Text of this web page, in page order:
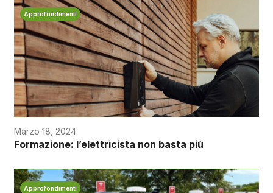
Approfondimenti
Marzo 18, 2024
Formazione: l’elettricista non basta più
Approfondimenti